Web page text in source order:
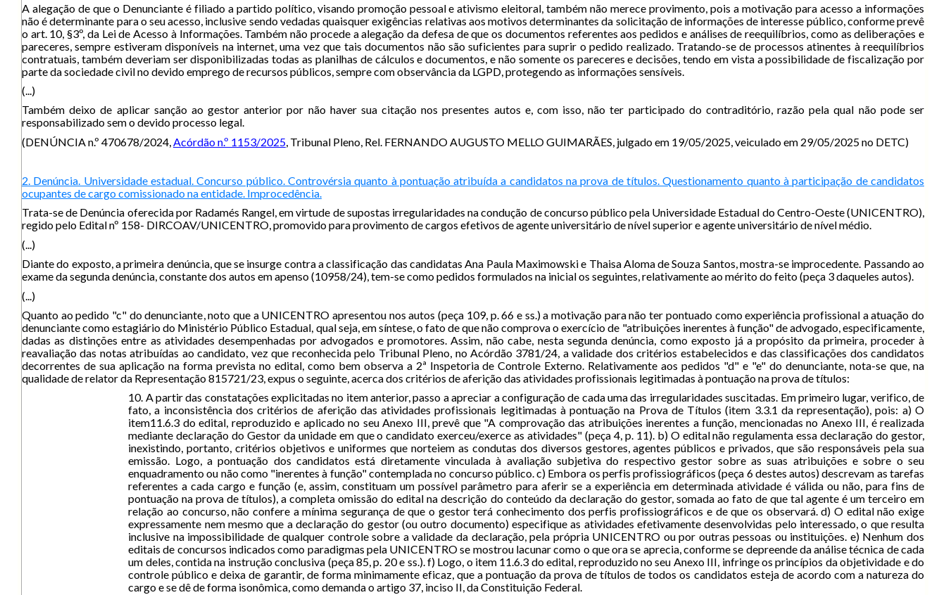
A alegação de que o Denunciante é filiado a partido político, visando promoção pessoal e ativismo eleitoral, também não merece provimento, pois a motivação para acesso a informações
não é determinante para o seu acesso, inclusive sendo vedadas quaisquer exigências relativas aos motivos determinantes da solicitação de informações de interesse público, conforme prevê
o art. 10, §3º, da Lei de Acesso à Informações. Também não procede a alegação da defesa de que os documentos referentes aos pedidos e análises de reequilíbrios, como as deliberações e
pareceres, sempre estiveram disponíveis na internet, uma vez que tais documentos não são suficientes para suprir o pedido realizado. Tratando-se de processos atinentes à reequilíbrios
contratuais, também deveriam ser disponibilizadas todas as planilhas de cálculos e documentos, e não somente os pareceres e decisões, tendo em vista a possibilidade de fiscalização por
parte da sociedade civil no devido emprego de recursos públicos, sempre com observância da LGPD, protegendo as informações sensíveis.
(...)
Também deixo de aplicar sanção ao gestor anterior por não haver sua citação nos presentes autos e, com isso, não ter participado do contraditório, razão pela qual não pode ser
responsabilizado sem o devido processo legal.
(DENÚNCIA n.º 470678/2024,Acórdão n.º 1153/2025, Tribunal Pleno, Rel. FERNANDO AUGUSTO MELLO GUIMARÃES, julgado em 19/05/2025, veiculado em 29/05/2025 no DETC)
2. Denúncia. Universidade estadual. Concurso público. Controvérsia quanto à pontuação atribuída a candidatos na prova de títulos. Questionamento quanto à participação de candidatos
ocupantes de cargo comissionado na entidade. Improcedência.
Trata-se de Denúncia oferecida por Radamés Rangel, em virtude de supostas irregularidades na condução de concurso público pela Universidade Estadual do Centro-Oeste (UNICENTRO),
regido pelo Edital nº 158- DIRCOAV/UNICENTRO, promovido para provimento de cargos efetivos de agente universitário de nível superior e agente universitário de nível médio.
(...)
Diante do exposto, a primeira denúncia, que se insurge contra a classificação das candidatas Ana Paula Maximowski e Thaisa Aloma de Souza Santos, mostra-se improcedente. Passando ao
exame da segunda denúncia, constante dos autos em apenso (10958/24), tem-se como pedidos formulados na inicial os seguintes, relativamente ao mérito do feito (peça 3 daqueles autos).
(...)
Quanto ao pedido "c" do denunciante, noto que a UNICENTRO apresentou nos autos (peça 109, p. 66 e ss.) a motivação para não ter pontuado como experiência profissional a atuação do
denunciante como estagiário do Ministério Público Estadual, qual seja, em síntese, o fato de que não comprova o exercício de "atribuições inerentes à função" de advogado, especificamente,
dadas as distinções entre as atividades desempenhadas por advogados e promotores. Assim, não cabe, nesta segunda denúncia, como exposto já a propósito da primeira, proceder à
reavaliação das notas atribuídas ao candidato, vez que reconhecida pelo Tribunal Pleno, no Acórdão 3781/24, a validade dos critérios estabelecidos e das classificações dos candidatos
decorrentes de sua aplicação na forma prevista no edital, como bem observa a 2ª Inspetoria de Controle Externo. Relativamente aos pedidos "d" e "e" do denunciante, nota-se que, na
qualidade de relator da Representação 815721/23, expus o seguinte, acerca dos critérios de aferição das atividades profissionais legitimadas à pontuação na prova de títulos:
10. A partir das constatações explicitadas no item anterior, passo a apreciar a configuração de cada uma das irregularidades suscitadas. Em primeiro lugar, verifico, de
fato, a inconsistência dos critérios de aferição das atividades profissionais legitimadas à pontuação na Prova de Títulos (item 3.3.1 da representação), pois: a) O
item11.6.3 do edital, reproduzido e aplicado no seu Anexo III, prevê que "A comprovação das atribuições inerentes a função, mencionadas no Anexo III, é realizada
mediante declaração do Gestor da unidade em que o candidato exerceu/exerce as atividades" (peça 4, p. 11). b) O edital não regulamenta essa declaração do gestor,
inexistindo, portanto, critérios objetivos e uniformes que norteiem as condutas dos diversos gestores, agentes públicos e privados, que são responsáveis pela sua
emissão. Logo, a pontuação dos candidatos está diretamente vinculada à avaliação subjetiva do respectivo gestor sobre as suas atribuições e sobre o seu
enquadramento ou não como "inerentes à função" contemplada no concurso público. c) Embora os perfis profissiográficos (peça 6 destes autos) descrevam as tarefas
referentes a cada cargo e função (e, assim, constituam um possível parâmetro para aferir se a experiência em determinada atividade é válida ou não, para fins de
pontuação na prova de títulos), a completa omissão do edital na descrição do conteúdo da declaração do gestor, somada ao fato de que tal agente é um terceiro em
relação ao concurso, não confere a mínima segurança de que o gestor terá conhecimento dos perfis profissiográficos e de que os observará. d) O edital não exige
expressamente nem mesmo que a declaração do gestor (ou outro documento) especifique as atividades efetivamente desenvolvidas pelo interessado, o que resulta
inclusive na impossibilidade de qualquer controle sobre a validade da declaração, pela própria UNICENTRO ou por outras pessoas ou instituições. e) Nenhum dos
editais de concursos indicados como paradigmas pela UNICENTRO se mostrou lacunar como o que ora se aprecia, conforme se depreende da análise técnica de cada
um deles, contida na instrução conclusiva (peça 85, p. 20 e ss.). f) Logo, o item 11.6.3 do edital, reproduzido no seu Anexo III, infringe os princípios da objetividade e do
controle público e deixa de garantir, de forma minimamente eficaz, que a pontuação da prova de títulos de todos os candidatos esteja de acordo com a natureza do
cargo e se dê de forma isonômica, como demanda o artigo 37, inciso II, da Constituição Federal.